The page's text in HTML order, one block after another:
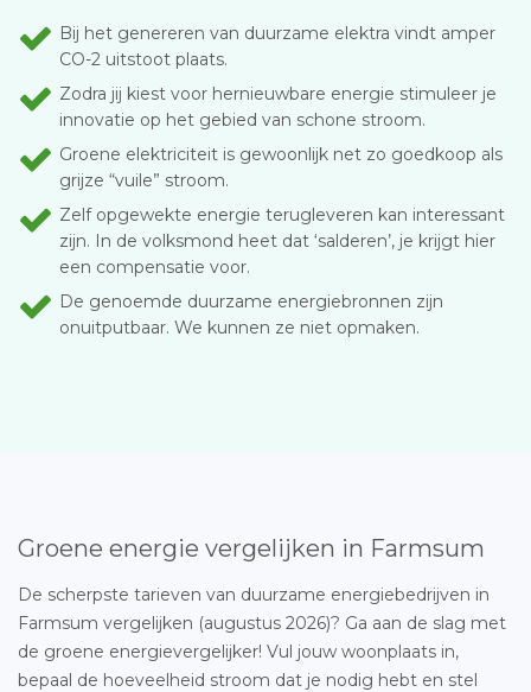
Bij het genereren van duurzame elektra vindt amper
CO-2 uitstoot plaats.
Zodra jij kiest voor hernieuwbare energie stimuleer je
innovatie op het gebied van schone stroom.
Groene elektriciteit is gewoonlijk net zo goedkoop als
grijze “vuile” stroom.
Zelf opgewekte energie terugleveren kan interessant
zijn. In de volksmond heet dat ‘salderen’, je krijgt hier
een compensatie voor.
De genoemde duurzame energiebronnen zijn
onuitputbaar. We kunnen ze niet opmaken.
Groene energie vergelijken in Farmsum
De scherpste tarieven van duurzame energiebedrijven in
Farmsum vergelijken (augustus 2026)? Ga aan de slag met
de groene energievergelijker! Vul jouw woonplaats in,
bepaal de hoeveelheid stroom dat je nodig hebt en stel